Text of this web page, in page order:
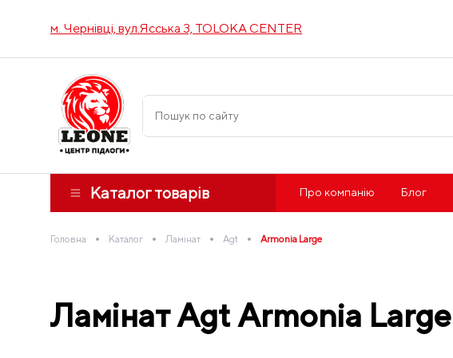
м. Чернівці, вул.Ясська 3, TOLOKA CENTER
Каталог товарів Про компанію Блог
Головна • Каталог • Ламінат • Agt • Armonia Large
Ламінат Agt Armonia Large